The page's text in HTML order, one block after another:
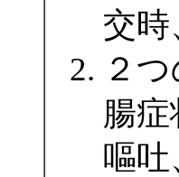
交
２
腸
嘔